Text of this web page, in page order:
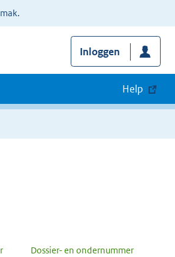
Inloggen
Help
Dossier- en ondernummer